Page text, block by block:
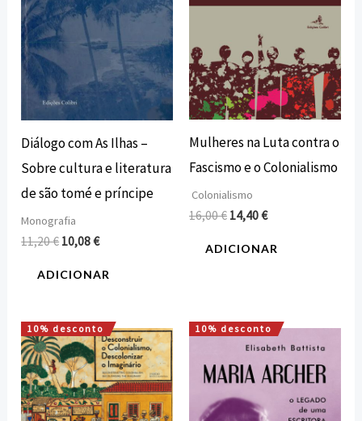
Diálogo com As Ilhas –
Sobre cultura e literatura
de são tomé e príncipe
Monografia
11,20€ 10,08€
ADICIONAR
Mulheres na Luta contra o
Fascismo e o Colonialismo
Colonialismo
16,00€ 14,40€
ADICIONAR
10% desconto
O
preço
original
era:
40,00 €.
O
preço
atual
é:
36,00 €.
10% desconto
O
preço
original
era:
17,00 €.
O
preço
atual
é:
15,30 €.